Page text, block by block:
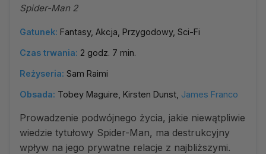
Spider-Man 2
Gatunek: Fantasy, Akcja, Przygodowy, Sci-Fi
Czas trwania: 2 godz. 7 min.
Reżyseria: Sam Raimi
Obsada: Tobey Maguire, Kirsten Dunst, James Franco
Prowadzenie podwójnego życia, jakie niewątpliwie
wiedzie tytułowy Spider-Man, ma destrukcyjny
wpływ na jego prywatne relacje z najbliższymi.